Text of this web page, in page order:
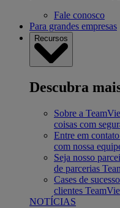
Fale conosco
Para grandes empresas
Recursos
Descubra
Sobre a
coisas com
Entre em contato
com nossa
Seja nosso
de parcerias
Cases de sucesso
clientes
NOTÍCIAS